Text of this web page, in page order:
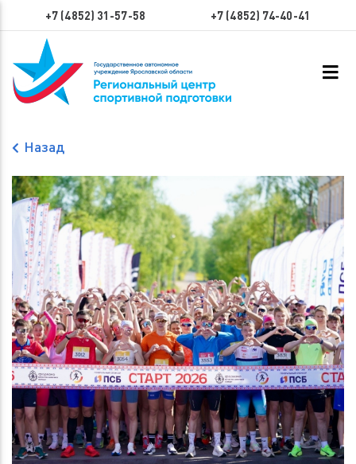
+7 (4852) 31-57-58 +7 (4852) 74-40-41
Назад